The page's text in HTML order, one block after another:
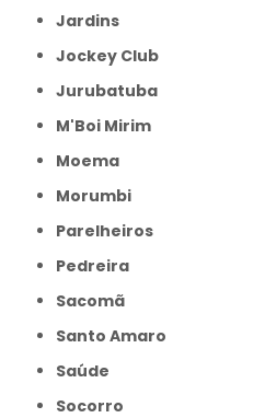
Jardins
Jockey Club
Jurubatuba
M'Boi Mirim
Moema
Morumbi
Parelheiros
Pedreira
Sacomã
Santo Amaro
Saúde
Socorro